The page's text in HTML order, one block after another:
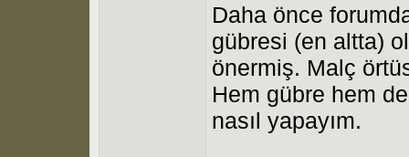
Daha önce
gübresi (en altta)
önermiş. Malç
Hem gübre hem
nasıl yapayım.